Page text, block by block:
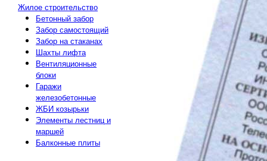
Жилое строительство
Бетонный забор
Забор самостоящий
Забор на стаканах
Шахты лифта
Вентиляционные
блоки
Гаражи
железобетонные
ЖБИ козырьки
Элементы лестниц и
маршей
Балконные плиты